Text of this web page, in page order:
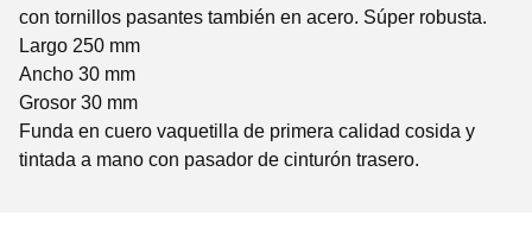
con tornillos pasantes también en acero. Súper robusta.
Largo 250 mm
Ancho 30 mm
Grosor 30 mm
Funda en cuero vaquetilla de primera calidad cosida y
tintada a mano con pasador de cinturón trasero.